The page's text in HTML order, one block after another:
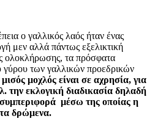
ο γαλλικός λαός ήταν ένας
μεν αλλά πάντως εξελικτική
ολοκλήρωσης, τα πρόσφατα
των γαλλικών προεδρικών
μοχλός είναι σε αχρησία, για
την εκλογική διαδικασία δηλαδή
µέσω της οποίας η
δρώμενα.